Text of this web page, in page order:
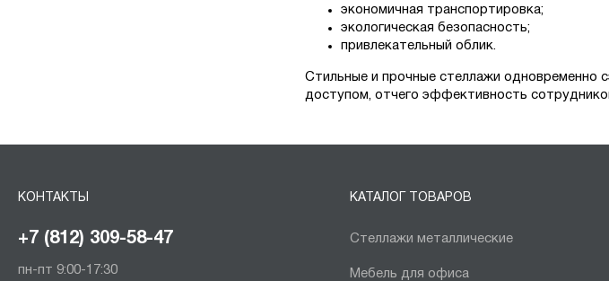
экономичная транспортировка;
экологическая безопасность;
привлекательный облик.
Стильные и прочные стеллажи одновременно
доступом, отчего эффективность
КОНТАКТЫ
+7 (812) 309-58-47
пн-пт 9:00-17:30
КАТАЛОГ ТОВАРОВ
Стеллажи металлические
Мебель для офиса